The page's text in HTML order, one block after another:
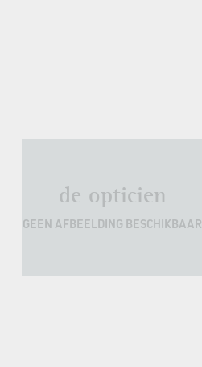
de opticien
GEEN AFBEELDING BESCHIKBAAR